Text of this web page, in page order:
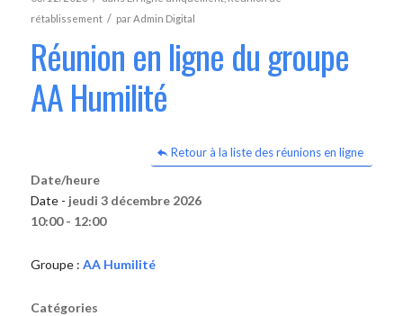
rétablissement / parAdmin Digital
Réunion en ligne du groupe
AA Humilité
Retour à la liste des réunions en ligne
Date/heure
Date - jeudi 3 décembre 2026
10:00 - 12:00
Groupe : AA Humilité
Catégories